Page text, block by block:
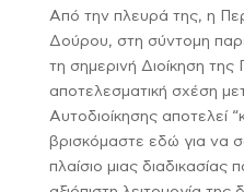
Από την πλευρά της, η
Δούρου, στη σύντομη
τη σημερινή Διοίκηση της
αποτελεσματική σχέση
Αυτοδιοίκησης αποτελεί
βρισκόμαστε εδώ για να
πλαίσιο μιας διαδικασίας